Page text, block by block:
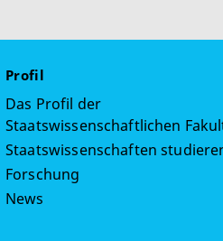
Profil
Das Profil der
Staatswissenschaftlichen
Staatswissenschaften
Forschung
News